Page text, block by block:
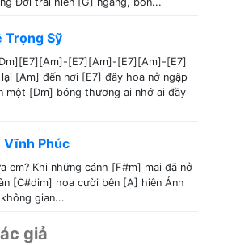
Trọng Sỹ
[E7][Am]-[E7][Am]-[E7]
[Am] đến nơi [E7] đây hoa nở ngập
một [Dm] bóng thương ai nhớ ai đầy
Vĩnh Phúc
em? Khi những cánh [F#m] mai đã nở
[C#dim] hoa cười bên [A] hiên Ánh
gian...
giả